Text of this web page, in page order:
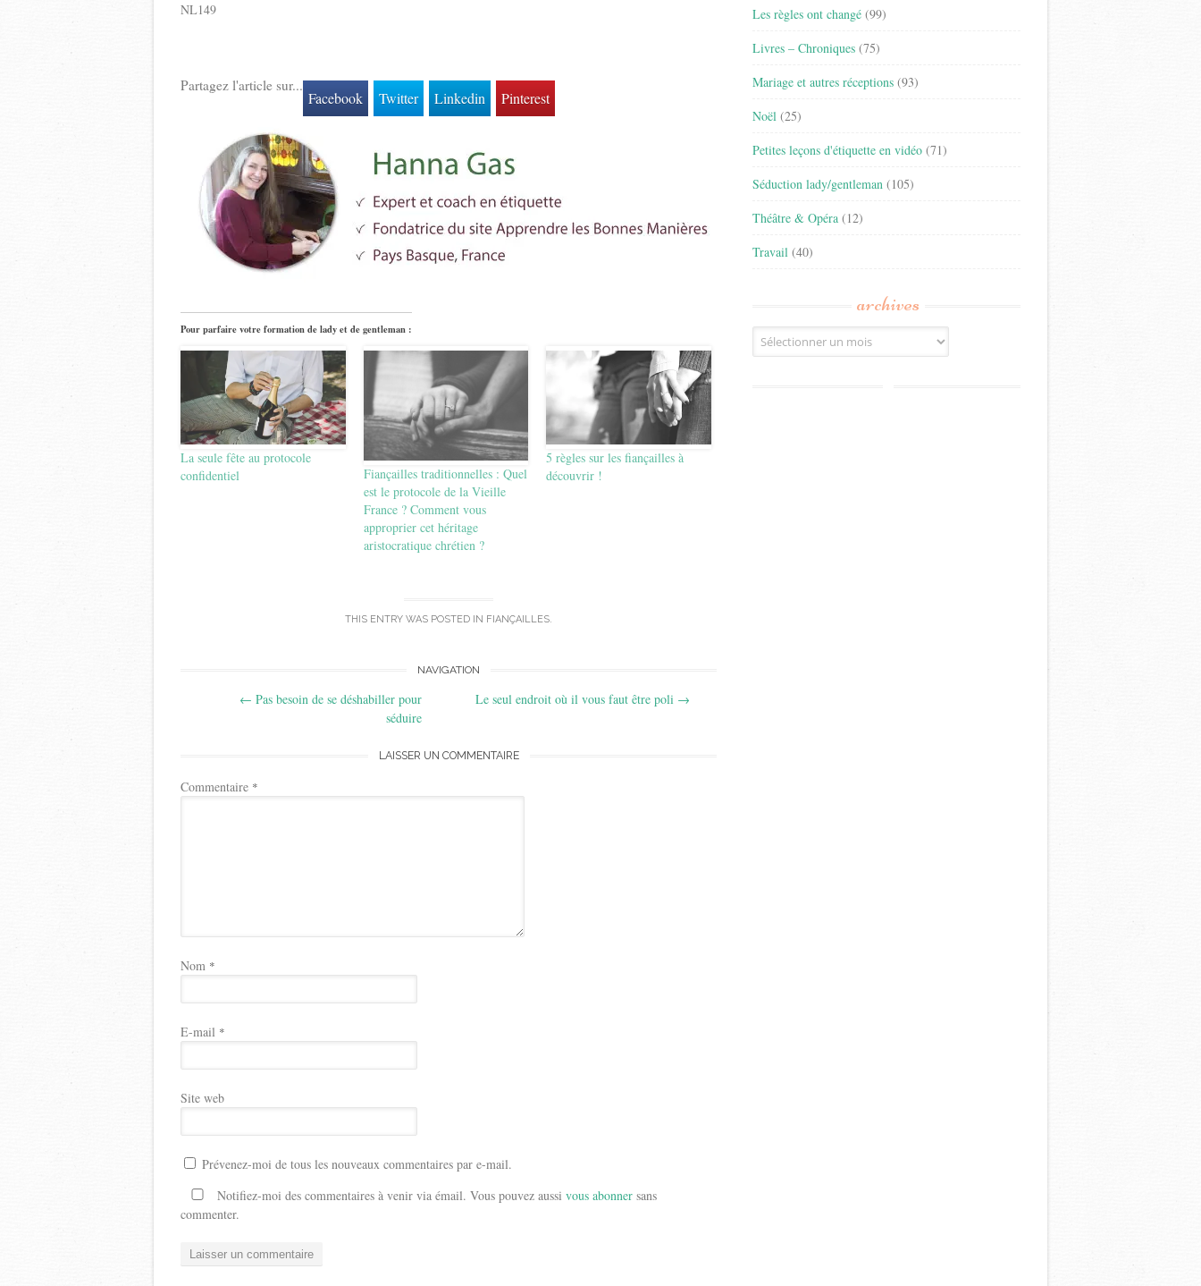
NL149
Partagez l'article sur...
Facebook Twitter Linkedin Pinterest
Pour parfaire votre formation de lady et de gentleman :
La seule fête au protocole
confidentiel
Fiançailles traditionnelles : Quel
est le protocole de la Vieille
France ? Comment vous
approprier cet héritage
aristocratique chrétien ?
5 règles sur les fiançailles à
découvrir !
THIS ENTRY WAS POSTED IN FIANÇAILLES.
NAVIGATION
← Pas besoin de se déshabiller pour
séduire
Le seul endroit où il vous faut être poli →
LAISSER UN COMMENTAIRE
Commentaire *
Nom *
E-mail *
Site web
Prévenez-moi de tous les nouveaux commentaires par e-mail.
Notifiez-moi des commentaires à venir via émail. Vous pouvez aussi vous abonner sans
commenter.
Les règles ont changé (99)
Livres – Chroniques (75)
Mariage et autres réceptions (93)
Noël (25)
Petites leçons d'étiquette en vidéo (71)
Séduction lady/gentleman (105)
Théâtre & Opéra (12)
Travail (40)
archives
Archives